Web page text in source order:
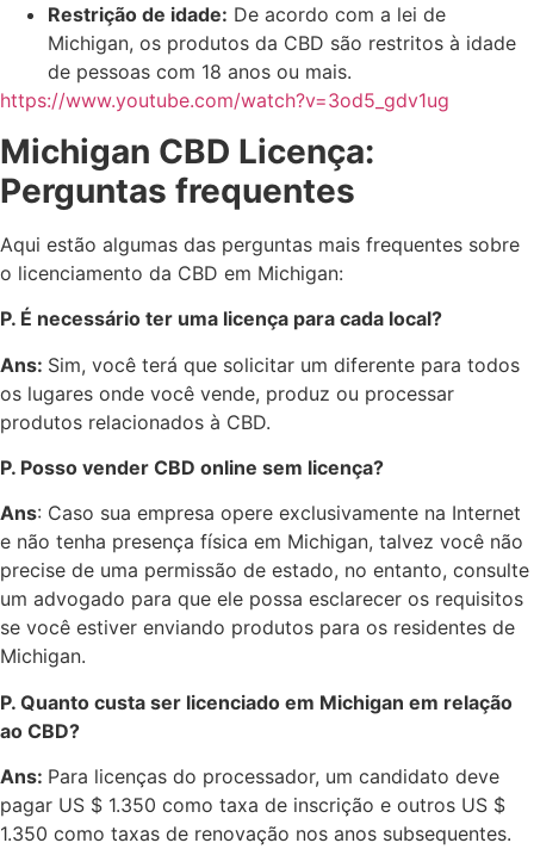
Restrição de idade: De acordo com a lei de
Michigan, os produtos da CBD são restritos à idade
de pessoas com 18 anos ou mais.
https://www.youtube.com/watch?v=3od5_gdv1ug
Michigan CBD Licença:
Perguntas frequentes
Aqui estão algumas das perguntas mais frequentes sobre
o licenciamento da CBD em Michigan:
P. É necessário ter uma licença para cada local?
Ans: Sim, você terá que solicitar um diferente para todos
os lugares onde você vende, produz ou processar
produtos relacionados à CBD.
P. Posso vender CBD online sem licença?
Ans: Caso sua empresa opere exclusivamente na Internet
e não tenha presença física em Michigan, talvez você não
precise de uma permissão de estado, no entanto, consulte
um advogado para que ele possa esclarecer os requisitos
se você estiver enviando produtos para os residentes de
Michigan.
P. Quanto custa ser licenciado em Michigan em relação
ao CBD?
Ans: Para licenças do processador, um candidato deve
pagar US $ 1.350 como taxa de inscrição e outros US $
1.350 como taxas de renovação nos anos subsequentes.